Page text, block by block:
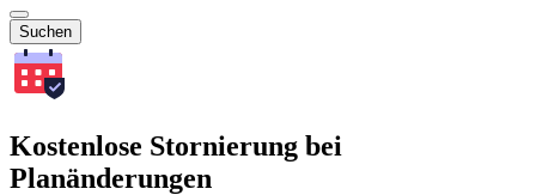
Suchen
Kostenlose Stornierung bei
Planänderungen